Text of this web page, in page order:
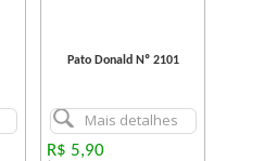
Pato Donald Nº 2101
Mais detalhes
R$ 5,90